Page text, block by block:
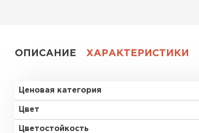
ОПИСАНИЕ ХАРАКТЕРИСТИКИ
Ценовая категория
Цвет
Цветостойкость